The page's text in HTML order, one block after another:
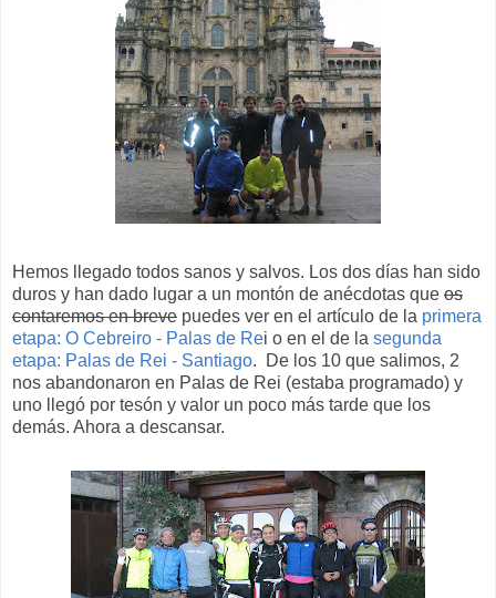
Hemos llegado todos sanos y salvos. Los dos días han sido
duros y han dado lugar a un montón de anécdotas que os
contaremos en breve puedes ver en el artículo de la primera
etapa: O Cebreiro - Palas de Rei o en el de la segunda
etapa: Palas de Rei - Santiago. De los 10 que salimos, 2
nos abandonaron en Palas de Rei (estaba programado) y
uno llegó por tesón y valor un poco más tarde que los
demás. Ahora a descansar.